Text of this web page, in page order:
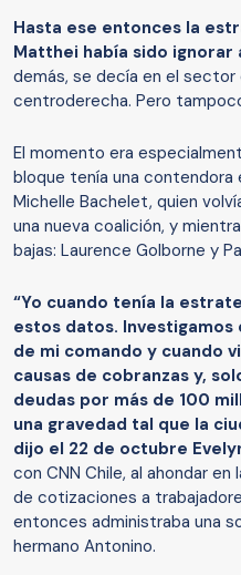
Hasta ese entonces la
Matthei había sido ignorar
demás, se decía en el
centroderecha. Pero
El momento era
bloque tenía una
Michelle Bachelet, quien
una nueva coalición, y
bajas: Laurence Golborne y
“Yo cuando tenía la
estos datos. Investigamos
de mi comando y cuando
causas de cobranzas y,
deudas por más de 100
una gravedad tal que la
dijo el 22 de octubre
con CNN Chile, al ahondar
de cotizaciones a
entonces administraba una
hermano Antonino.